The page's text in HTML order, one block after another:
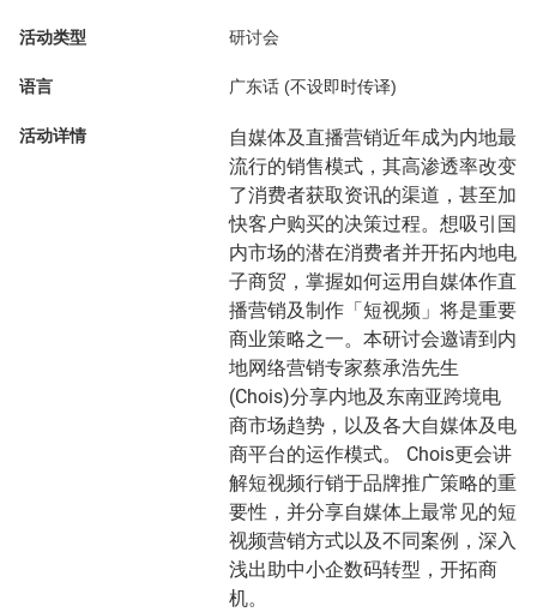
活动类型 研讨会
语言 广东话 (不设即时传译)
活动详情
自媒体及直播营销近年成为内地最
流行的销售模式，其高渗透率改变
了消费者获取资讯的渠道，甚至加
快客户购买的决策过程。想吸引国
内市场的潜在消费者并开拓内地电
子商贸，掌握如何运用自媒体作直
播营销及制作「短视频」将是重要
商业策略之一。本研讨会邀请到内
地网络营销专家蔡承浩先生
(Chois)分享内地及东南亚跨境电
商市场趋势，以及各大自媒体及电
商平台的运作模式。 Chois更会讲
解短视频行销于品牌推广策略的重
要性，并分享自媒体上最常见的短
视频营销方式以及不同案例，深入
浅出助中小企数码转型，开拓商
机。